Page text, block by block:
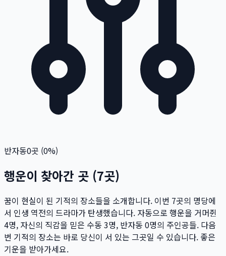
반자동0곳 (0%)
행운이 찾아간 곳 (7곳)
꿈이 현실이 된 기적의 장소들을 소개합니다. 이번 7곳의 명당에
서 인생 역전의 드라마가 탄생했습니다. 자동으로 행운을 거머쥔
4명, 자신의 직감을 믿은 수동 3명, 반자동 0명의 주인공들. 다음
번 기적의 장소는 바로 당신이 서 있는 그곳일 수 있습니다. 좋은
기운을 받아가세요.